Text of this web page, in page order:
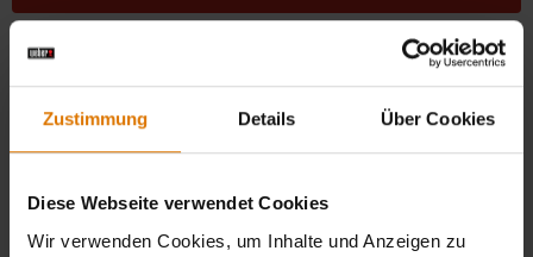
Zustimmung Details Über Cookies
Diese Webseite verwendet Cookies
Wir verwenden Cookies, um Inhalte und Anzeigen zu